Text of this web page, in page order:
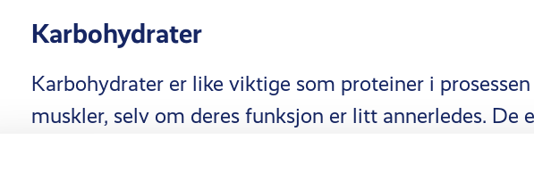
Karbohydrater
Karbohydrater er like viktige som proteiner i
muskler, selv om deres funksjon er litt annerledes. De
kroppens foretrukne energikilde, spesielt under fysisk